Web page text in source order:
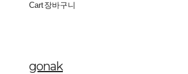
Cart장바구니
gonak